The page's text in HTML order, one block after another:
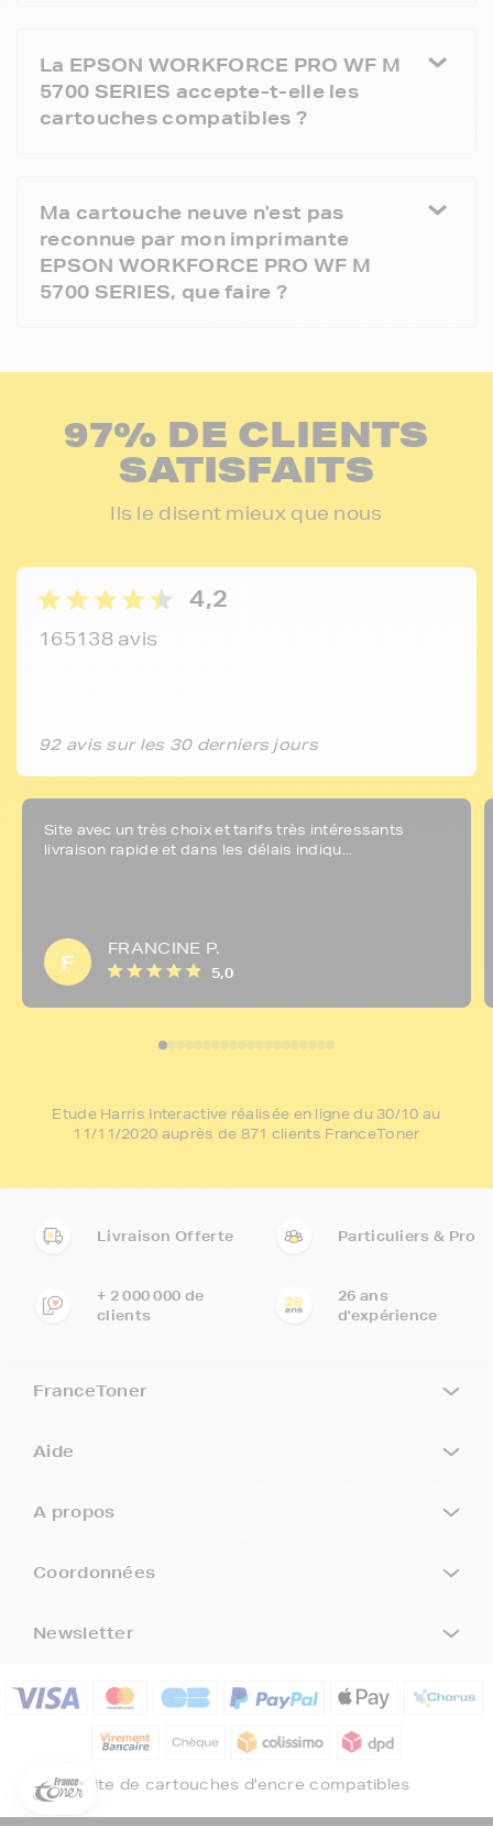
La EPSON WORKFORCE PRO WF M
5700 SERIES accepte-t-elle les
cartouches compatibles ?
Ma cartouche neuve n'est pas
reconnue par mon imprimante
EPSON WORKFORCE PRO WF M
5700 SERIES, que faire ?
97% DE CLIENTS
SATISFAITS
Ils le disent mieux que nous
4,2
165138 avis
92 avis sur les 30 derniers jours
Site avec un très choix et tarifs très intéressants
livraison rapide et dans les délais indiqu...
F
FRANCINE P.
5,0
Etude Harris Interactive réalisée en ligne du 30/10 au
11/11/2020 auprès de 871 clients FranceToner
Livraison Offerte Particuliers & Pro
+ 2 000 000 de
clients
26 ans
d'expérience
FranceToner
Aide
A propos
Coordonnées
Newsletter
Site de cartouches d'encre compatibles
Inscrivez-vous à notre newsletter, suivez notre actualité et
commande * !